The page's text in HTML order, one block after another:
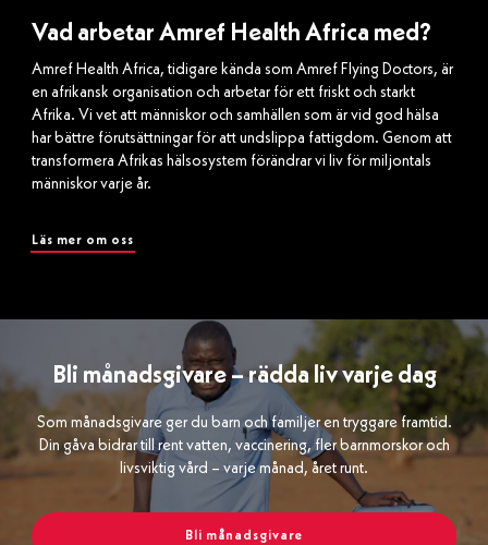
Vad arbetar Amref Health Africa med?
Amref Health Africa, tidigare kända som Amref Flying Doctors, är
en afrikansk organisation och arbetar för ett friskt och starkt
Afrika. Vi vet att människor och samhällen som är vid god hälsa
har bättre förutsättningar för att undslippa fattigdom. Genom att
transformera Afrikas hälsosystem förändrar vi liv för miljontals
människor varje år.
Läs mer om oss
Bli månadsgivare – rädda liv varje dag
Som månadsgivare ger du barn och familjer en tryggare framtid.
Din gåva bidrar till rent vatten, vaccinering, fler barnmorskor och
livsviktig vård – varje månad, året runt.
Bli månadsgivare